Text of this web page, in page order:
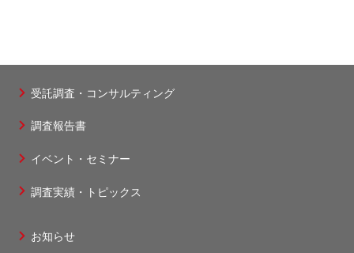
ッ
タ
1
受託調査・コンサルティング
調査報告書
イベント・セミナー
調査実績・トピックス
お知らせ